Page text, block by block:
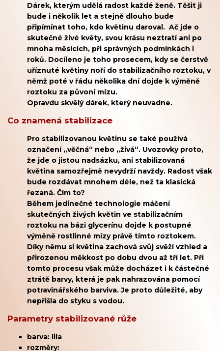
Dárek, kterým udělá radost každé ženě. Těšit ji
bude i několik let a stejně dlouho bude
připímínat toho, kdo květinu daroval. Ač jde o
skutečné živé květy, svou krásu neztratí ani po
mnoha měsících, při správných podmínkách i
roků. Docíleno je toho prosecem, kdy se čerstvě
uříznuté květiny noří do stabilizačního roztoku, v
němž poté v řádu několika dní dojde k výměně
roztoku za půvoní mízu.
Opravdu skvělý dárek, který neuvadne.
Co znamená stabilizace
Pro stabilizovanou květinu se také používá
označení „věčná“ nebo „živá“. Uvozovky proto,
že jde o jistou nadsázku, ani stabilizovaná
květina samozřejmě nevydrží navždy. Radost však
bude rozdávat mnohem déle, než ta klasická
řezaná. Čím to?
Během jedinečné technologie máčení
skutečných živých květin ve stabilizačním
roztoku na bázi glycerínu dojde k postupné
výměně rostlinné mízy právě tímto roztokem.
Díky němu si květina zachová svůj svěží vzhled a
přirozenou měkkost po dobu dvou až tří let. Při
tomto procesu však může docházet i k částečné
ztrátě barvy, která je pak nahrazována pomocí
potravinářského barviva. Je proto důležité, aby
nepřišla do styku s vodou.
Parametry stabilizované růže
barva: lila
rozměry: